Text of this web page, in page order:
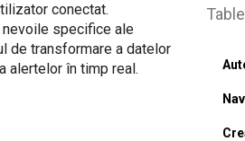
conectat.
nevoile specifice ale
de transformare a datelor
alertelor în timp real.